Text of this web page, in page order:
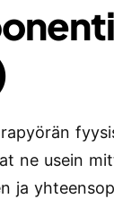
ne usein
ja